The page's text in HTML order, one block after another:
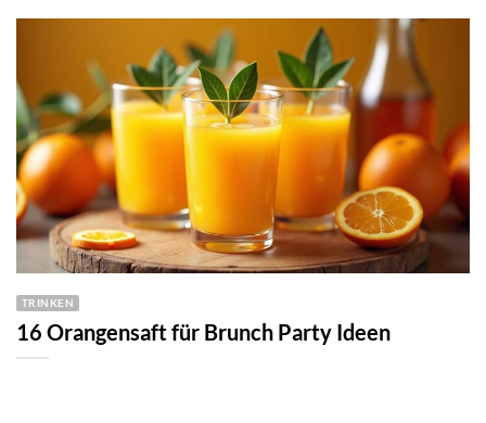
TRINKEN
16 Orangensaft für Brunch Party Ideen